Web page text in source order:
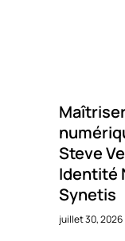
Steve
Identité
Synetis
juillet 30, 2026